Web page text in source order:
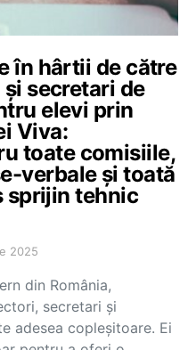
în hârtii de către
secretari de
elevi prin
Viva:
toate comisiile,
verbale și toată
sprijin tehnic
2025
din România,
secretari și
adesea copleșitoare. Ei